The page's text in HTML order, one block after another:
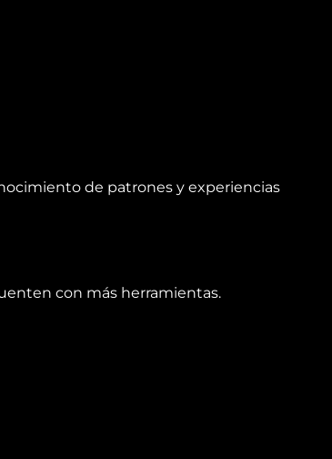
de patrones y experiencias
con más herramientas.